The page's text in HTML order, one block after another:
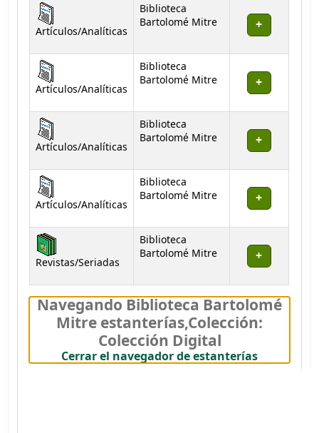
Artículos/Analíticas
Biblioteca
Bartolomé Mitre
Artículos/Analíticas
Biblioteca
Bartolomé Mitre
Artículos/Analíticas
Biblioteca
Bartolomé Mitre
Artículos/Analíticas
Biblioteca
Bartolomé Mitre
Revistas/Seriadas
Biblioteca
Bartolomé Mitre
Navegando Biblioteca Bartolomé
Mitre estanterías,Colección:
Colección Digital
Cerrar el navegador de estanterías(Oculta el